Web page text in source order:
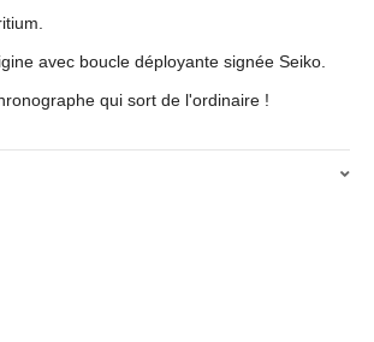
avec boucle déployante signée Seiko.
qui sort de l'ordinaire !